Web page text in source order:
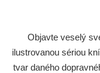
Objavte veselý
ilustrovanou sériou
tvar daného